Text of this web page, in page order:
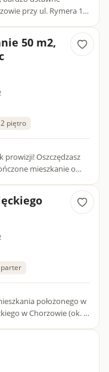
przy ul. Rymera 19
50 m2,
2 piętro
parter
położonego w
w Chorzowie (ok. 1